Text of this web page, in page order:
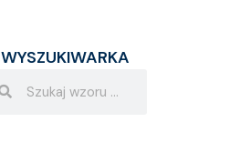
WYSZUKIWARKA